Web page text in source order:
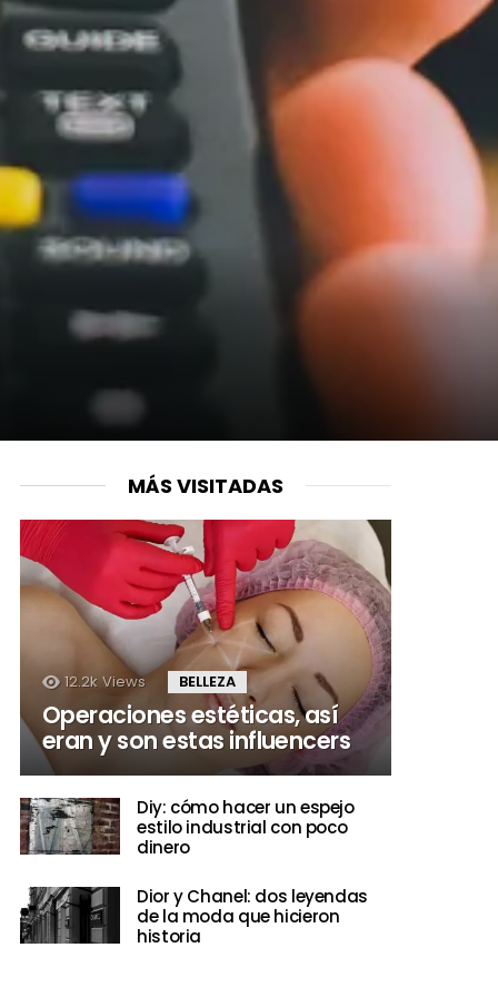
MÁS VISITADAS
12.2k Views BELLEZA
Operaciones estéticas, así
eran y son estas influencers
Diy: cómo hacer un espejo
estilo industrial con poco
dinero
Dior y Chanel: dos leyendas
de la moda que hicieron
historia